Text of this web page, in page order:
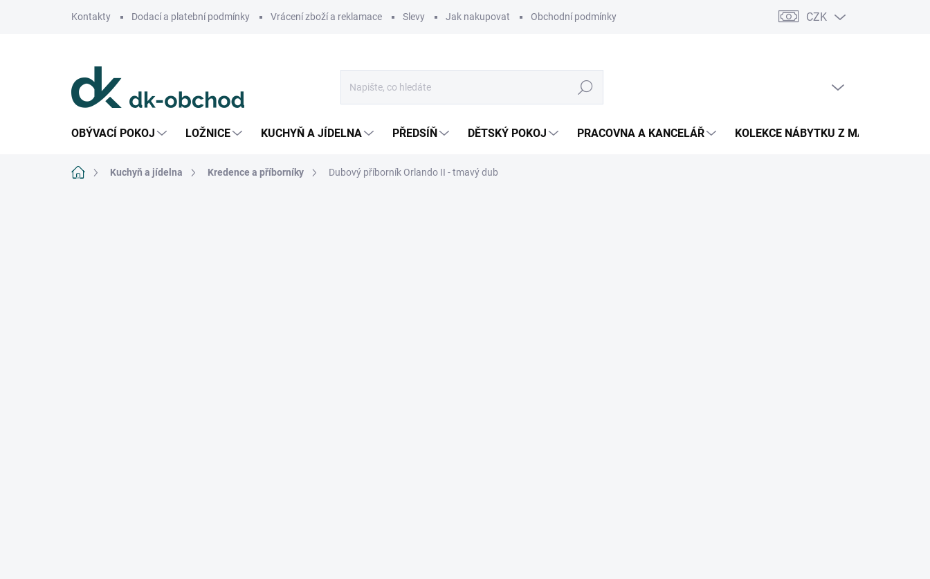
Kontakty Dodací a platební podmínky Vrácení zboží a reklamace Slevy Jak nakupovat Obchodní podmínky Podmínky ochrany osobních údajů Pojištění zásilky
CZK
Hledat
OBÝVACÍ POKOJ LOŽNICE KUCHYŇ A JÍDELNA PŘEDSÍŇ DĚTSKÝ POKOJ PRACOVNA A KANCELÁŘ KOLEKCE NÁBYTKU Z MASIVU
Domů Kuchyň a jídelna Kredence a příborníky Dubový příborník Orlando II - tmavý dub